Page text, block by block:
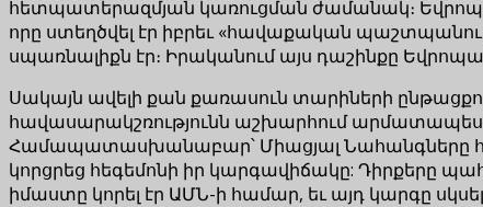
հետպատերազմյան կառուցման ժամանակ։
որը ստեղծվել էր իբրեւ «հավաքական
սպառնալիքն էր։ Իրականում այս դաշինքը
Սակայն ավելի քան քառասուն տարիների
հավասարակշռությունն աշխարհում արմատապես
Համապատասխանաբար՝ Միացյալ Նահանգները
կորցրեց հեգեմոնի իր կարգավիճակը: Դիրքերը
իմաստը կորել էր ԱՄՆ-ի համար, եւ այդ կարգը